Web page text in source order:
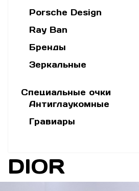
Porsche Design
Ray Ban
Бренды
Зеркальные
Специальные очки
Антиглаукомные
Гравиары
DIOR